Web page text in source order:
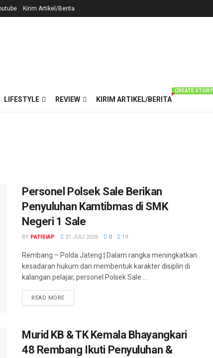
Kirim Artikel/Berita
LIFESTYLE REVIEW KIRIM ARTIKEL/BERITA
CREATE STORY
Personel Polsek Sale Berikan
Penyuluhan Kamtibmas di SMK
Negeri 1 Sale
BY PATISIAP 21 JULI 2026 0 19
Rembang – Polda Jateng | Dalam rangka meningkatkan
kesadaran hukum dan membentuk karakter disiplin di
kalangan pelajar, personel Polsek Sale ...
READ MOREDETAILS
Murid KB & TK Kemala Bhayangkari
48 Rembang Ikuti Penyuluhan &